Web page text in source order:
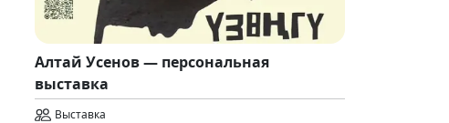
Алтай Усенов — персональная
выставка
Выставка